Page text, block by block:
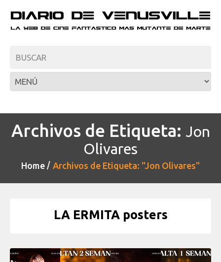
Archivos de Etiqueta: Jon
Olivares
Home Archivos de Etiqueta: "Jon Olivares"
LA ERMITA posters